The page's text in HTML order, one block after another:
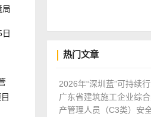
热门文章
2026年“深圳蓝”可持续
广东省建筑施工企业综
产管理人员（C3类）安